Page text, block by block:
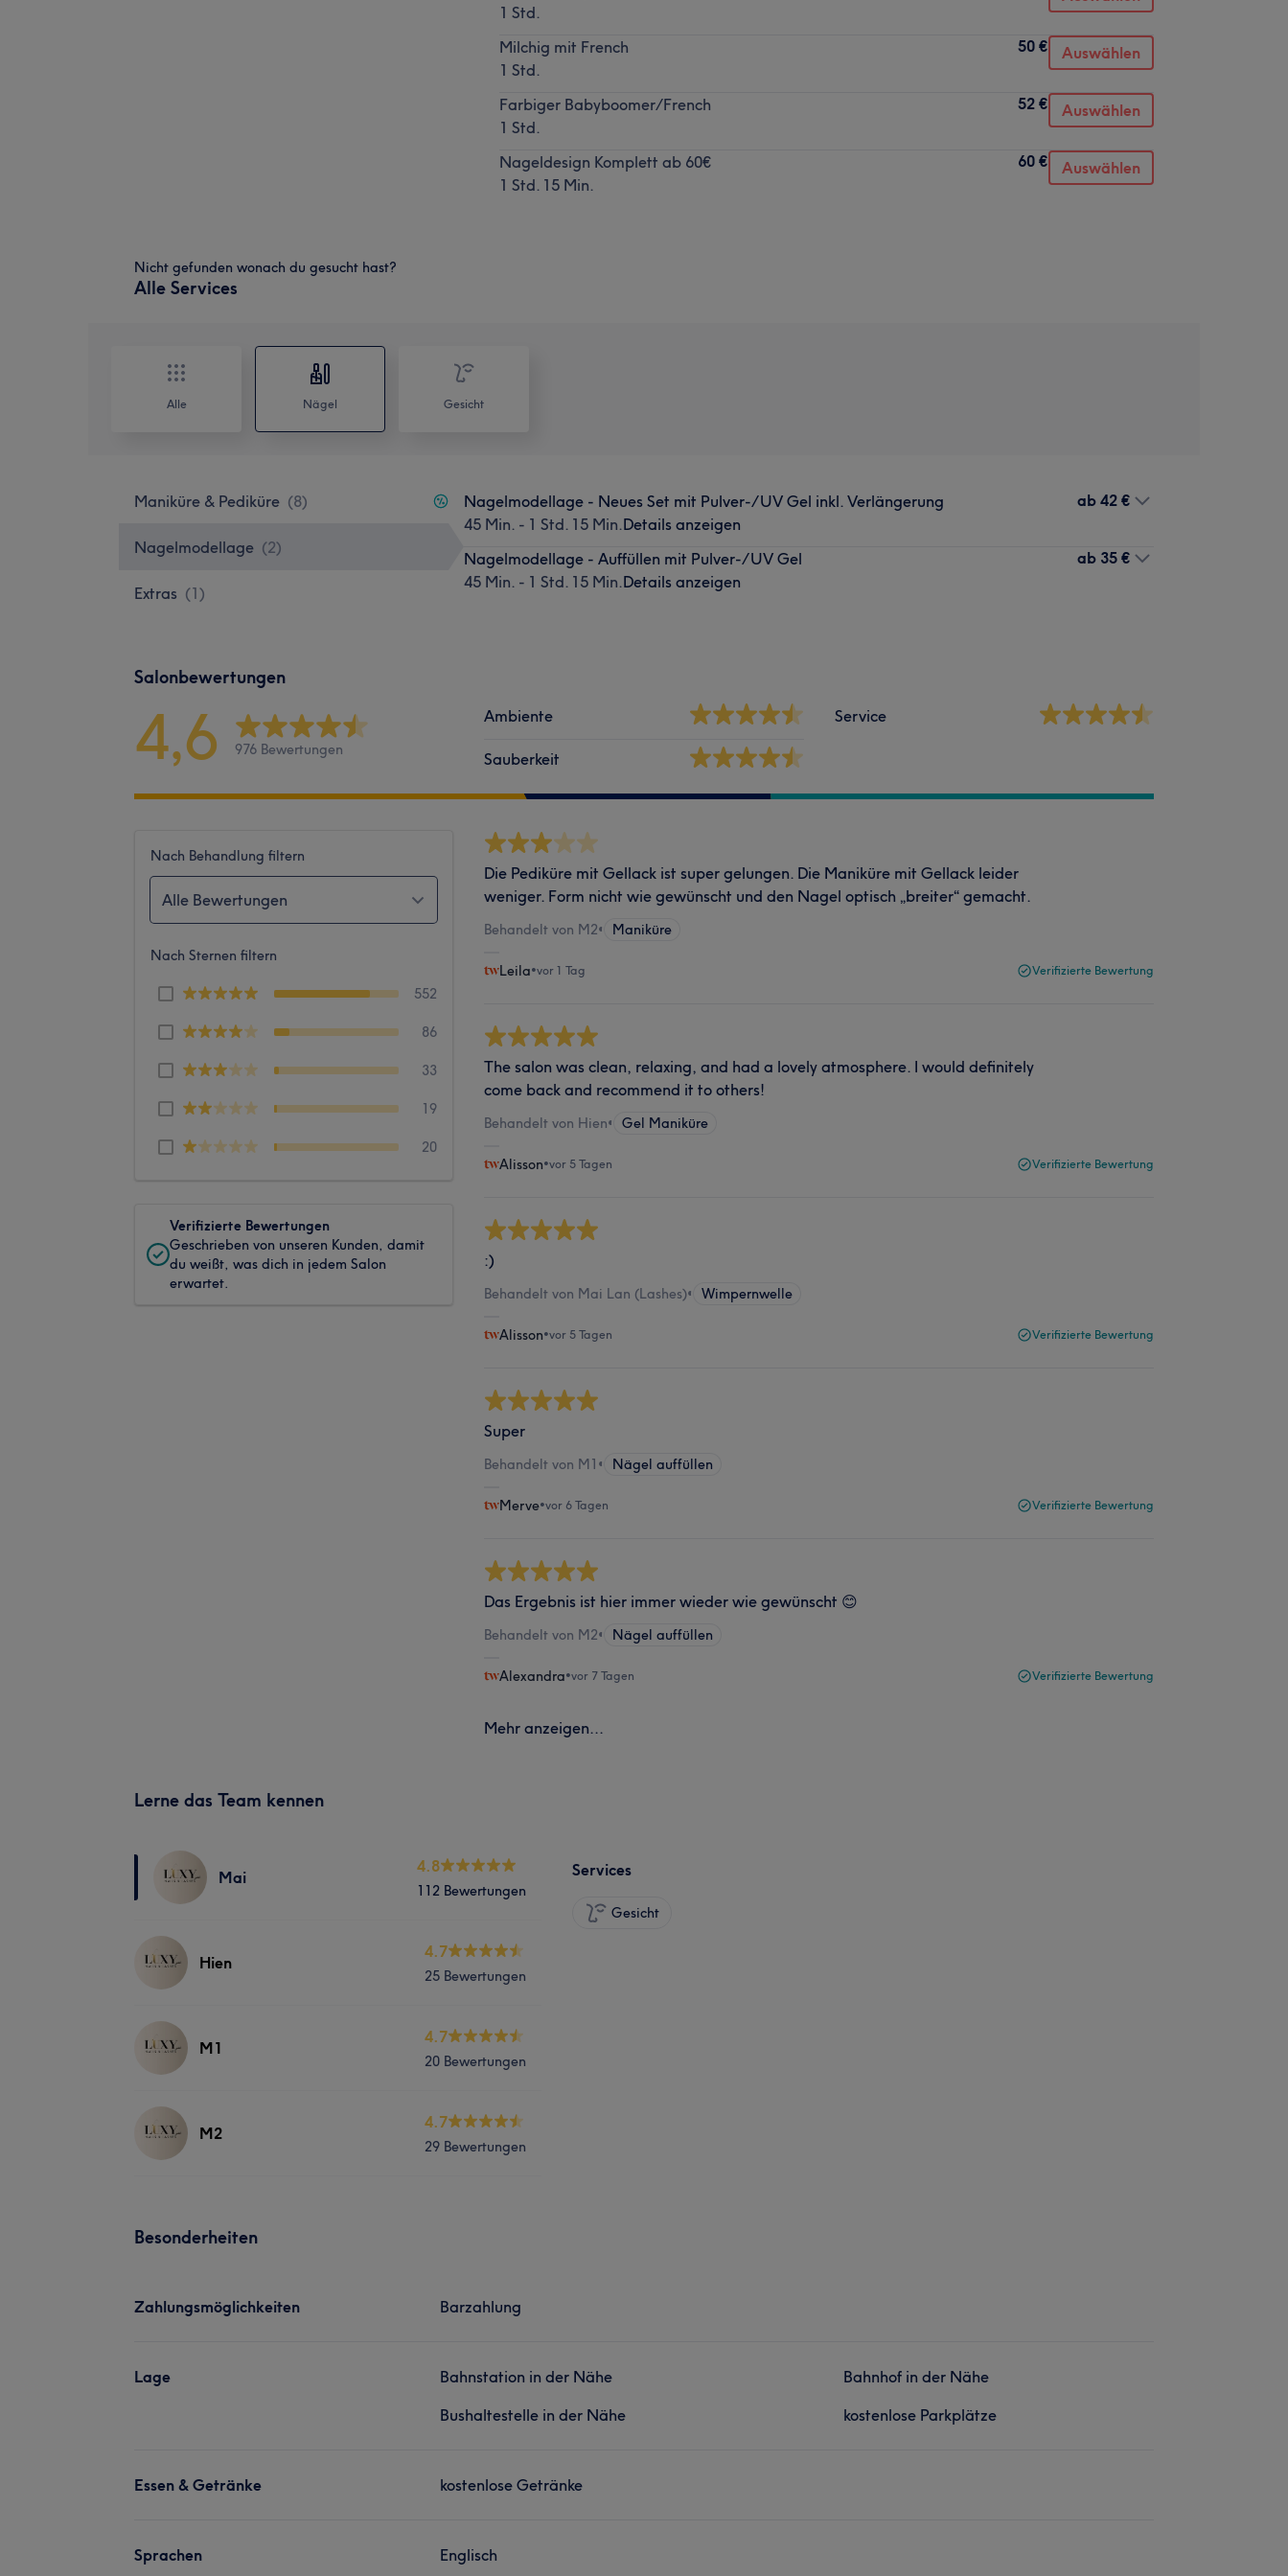
1 Std.
Milchig mit French
1 Std.
50 € Auswählen
Farbiger Babyboomer/French
1 Std.
52 € Auswählen
Nageldesign Komplett ab 60€
1 Std. 15 Min.
60 € Auswählen
Nicht gefunden wonach du gesucht hast?
Alle Services
Alle Nägel Gesicht
Maniküre & Pediküre (8)
Nagelmodellage (2)
Extras (1)
Nagelmodellage - Neues Set mit Pulver-/UV Gel inkl. Verlängerung
45 Min. - 1 Std. 15 Min.Details anzeigen
ab 42 €
Nagelmodellage - Auffüllen mit Pulver-/UV Gel
45 Min. - 1 Std. 15 Min.Details anzeigen
ab 35 €
Salonbewertungen
4,6 976 Bewertungen
Ambiente
Sauberkeit
Service
Nach Behandlung filtern
Alle Bewertungen
Nach Sternen filtern
552
86
33
19
20
Verifizierte Bewertungen
Geschrieben von unseren Kunden, damit
du weißt, was dich in jedem Salon
erwartet.
Die Pediküre mit Gellack ist super gelungen. Die Maniküre mit Gellack leider
weniger. Form nicht wie gewünscht und den Nagel optisch „breiter“ gemacht.
Behandelt von M2• Maniküre
Leila•vor 1 Tag Verifizierte Bewertung
The salon was clean, relaxing, and had a lovely atmosphere. I would definitely
come back and recommend it to others!
Behandelt von Hien• Gel Maniküre
Alisson•vor 5 Tagen Verifizierte Bewertung
:)
Behandelt von Mai Lan (Lashes)• Wimpernwelle
Alisson•vor 5 Tagen Verifizierte Bewertung
Super
Behandelt von M1 • Nägel auffüllen
Merve•vor 6 Tagen Verifizierte Bewertung
Das Ergebnis ist hier immer wieder wie gewünscht 😊
Behandelt von M2• Nägel auffüllen
Alexandra•vor 7 Tagen Verifizierte Bewertung
Mehr anzeigen...
Lerne das Team kennen
Mai
4.8
112 Bewertungen
Hien
4.7
25 Bewertungen
M1
4.7
20 Bewertungen
M2
4.7
29 Bewertungen
Services
Gesicht
Besonderheiten
Zahlungsmöglichkeiten Barzahlung
Lage
Bahnstation in der Nähe
Bushaltestelle in der Nähe
Bahnhof in der Nähe
kostenlose Parkplätze
Essen & Getränke kostenlose Getränke
Sprachen Englisch